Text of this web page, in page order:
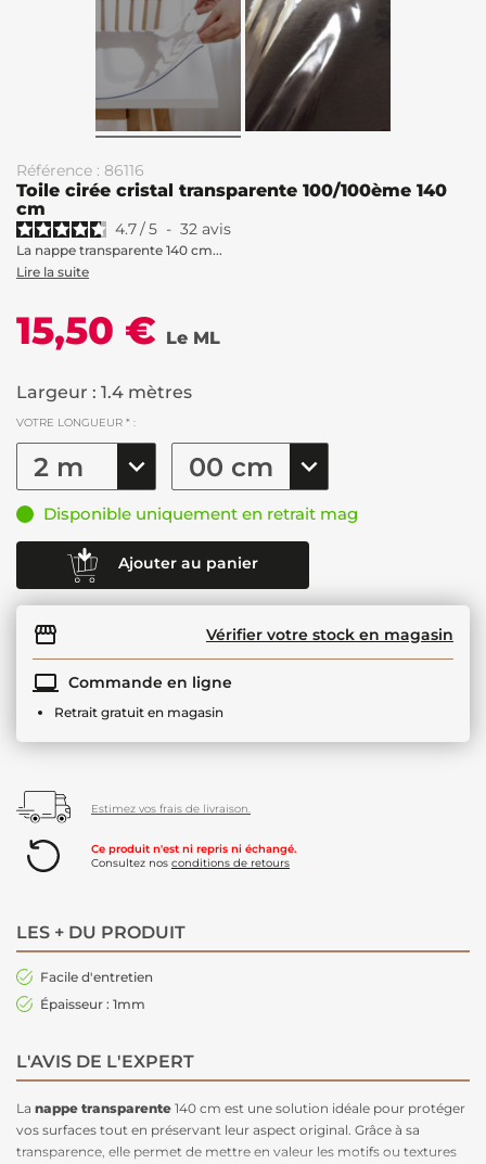
Référence : 86116
Toile cirée cristal transparente 100/100ème 140
cm
4.7/5 - 32 avis
La nappe transparente 140 cm...
Lire la suite
15,50 € Le ML
Largeur : 1.4 mètres
VOTRE LONGUEUR * :
Disponible uniquement en retrait mag
Ajouter au panier
Vérifier votre stock en magasin
Commande en ligne
Retrait gratuit en magasin
Estimez vos frais de livraison.
Ce produit n'est ni repris ni échangé.
Consultez nos conditions de retours
LES + DU PRODUIT
Facile d'entretien
Épaisseur : 1mm
L'AVIS DE L'EXPERT
La nappe transparente 140 cm est une solution idéale pour protéger
vos surfaces tout en préservant leur aspect original. Grâce à sa
transparence, elle permet de mettre en valeur les motifs ou textures